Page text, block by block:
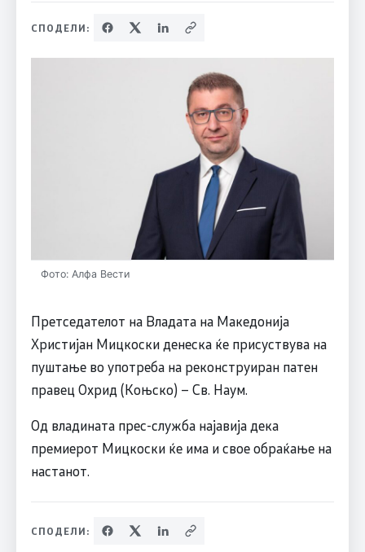
СПОДЕЛИ:
Фото: Алфа Вести
Претседателот на Владата на Македонија
Христијан Мицкоски денеска ќе присуствува на
пуштање во употреба на реконструиран патен
правец Охрид (Коњско) – Св. Наум.
Од владината прес-служба најавија дека
премиерот Мицкоски ќе има и свое обраќање на
настанот.
СПОДЕЛИ: